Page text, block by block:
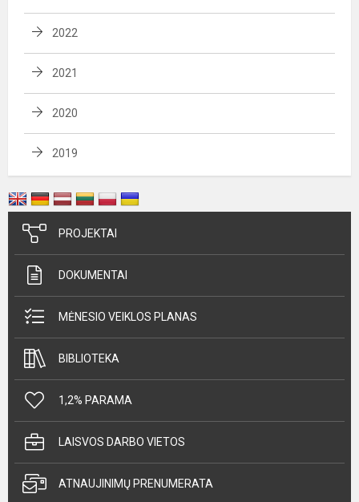
2022
2021
2020
2019
PROJEKTAI
DOKUMENTAI
MĖNESIO VEIKLOS PLANAS
BIBLIOTEKA
1,2% PARAMA
LAISVOS DARBO VIETOS
ATNAUJINIMŲ PRENUMERATA